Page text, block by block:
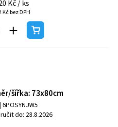
Kč/ ks
Kč bez DPH
šířka: 73x80cm
| 6POSYNJW5
do: 28.8.2026